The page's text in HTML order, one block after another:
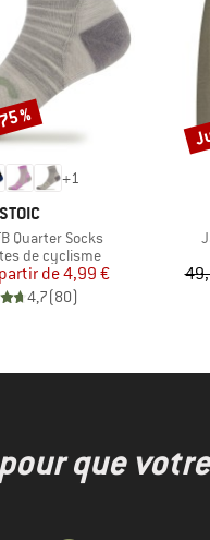
+1
MARQUE
STOIC
Quarter Socks
de cyclisme
Prix
Prix réduit
de4,99 €
4,7(80)
%
que